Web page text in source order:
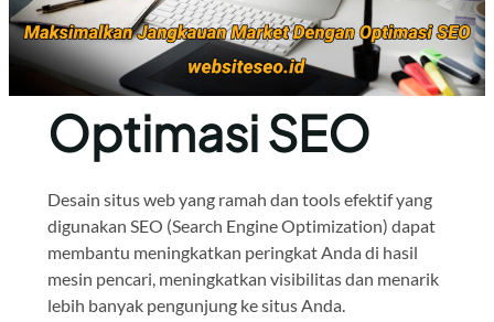
Optimasi SEO
Desain situs web yang ramah dan tools efektif yang
digunakan SEO (Search Engine Optimization) dapat
membantu meningkatkan peringkat Anda di hasil
mesin pencari, meningkatkan visibilitas dan menarik
lebih banyak pengunjung ke situs Anda.